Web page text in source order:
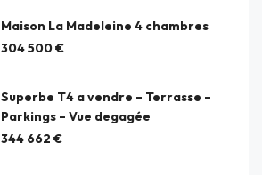
Maison La Madeleine 4 chambres
304 500 €
Superbe T4 a vendre – Terrasse –
Parkings – Vue degagée
344 662 €